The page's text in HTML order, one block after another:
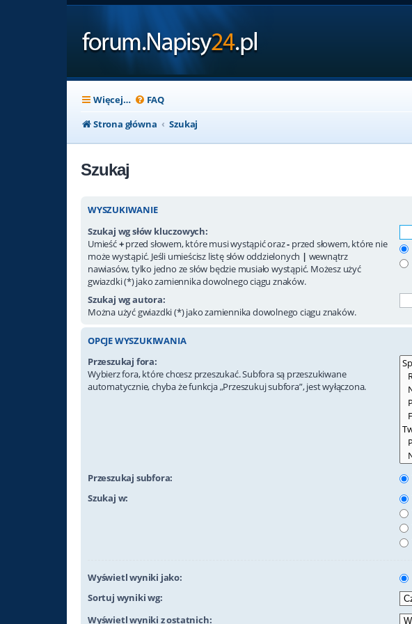
Więcej… FAQ
Strona główna
Szukaj
Szukaj
WYSZUKIWANIE
Szukaj wg słów kluczowych:
Umieść+przed słowem, które musi wystąpić oraz- przed słowem, które nie
może wystąpić. Jeśli umieścisz listę słów oddzielonych | wewnątrz
nawiasów, tylko jedno ze słów będzie musiało wystąpić. Możesz użyć
gwiazdki (*) jako zamiennika dowolnego ciągu znaków.
Szukaj wg autora:
Można użyć gwiazdki (*) jako zamiennika dowolnego ciągu znaków.
OPCJE WYSZUKIWANIA
Przeszukaj fora:
Wybierz fora, które chcesz przeszukać. Subfora są przeszukiwane
automatycznie, chyba że funkcja „Przeszukuj subfora”, jest wyłączona.
Przeszukaj subfora:
Szukaj w:
Wyświetl wyniki jako:
Sortuj wyniki wg:
Wyświetl wyniki z ostatnich: